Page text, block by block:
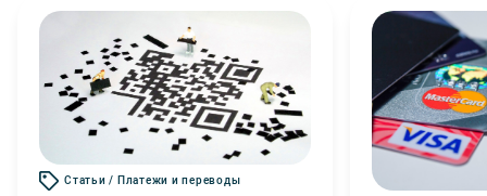
Статьи / Платежи и переводы